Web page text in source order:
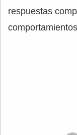
respuestas